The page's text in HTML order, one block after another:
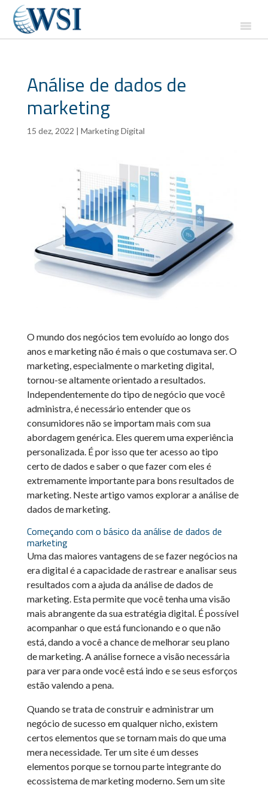
Análise de dados de
marketing
15 dez, 2022 | Marketing Digital
O mundo dos negócios tem evoluído ao longo dos
anos e marketing não é mais o que costumava ser. O
marketing, especialmente o marketing digital,
tornou-se altamente orientado a resultados.
Independentemente do tipo de negócio que você
administra, é necessário entender que os
consumidores não se importam mais com sua
abordagem genérica. Eles querem uma experiência
personalizada. É por isso que ter acesso ao tipo
certo de dados e saber o que fazer com eles é
extremamente importante para bons resultados de
marketing. Neste artigo vamos explorar a análise de
dados de marketing.
Começando com o básico da análise de dados de
marketing
Uma das maiores vantagens de se fazer negócios na
era digital é a capacidade de rastrear e analisar seus
resultados com a ajuda da análise de dados de
marketing. Estapermite que você tenha uma visão
mais abrangente da sua estratégia digital. É possível
acompanhar o que está funcionando e o que não
está, dando a você a chance de melhorar seu plano
de marketing. A análise fornece a visão necessária
para ver para onde você está indo e se seus esforços
estão valendo a pena.
Quando se trata de construir e administrar um
negócio de sucesso em qualquer nicho, existem
certos elementos que se tornam mais do que uma
mera necessidade. Ter um site é um desses
elementos porque se tornou parte integrante do
ecossistema de marketing moderno. Sem um site